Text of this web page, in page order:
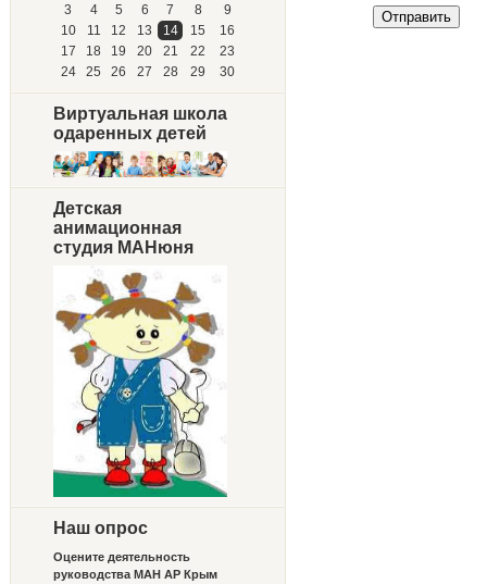
3
4 5 6 7 8
9
10
11 12 13 14 15
16
17
18 19 20 21 22
23
24
25 26 27 28 29 30
Виртуальная школа
одаренных детей
Детская
анимационная
студия МАНюня
Наш опрос
Оцените деятельность
руководства МАН АР Крым
Отправить